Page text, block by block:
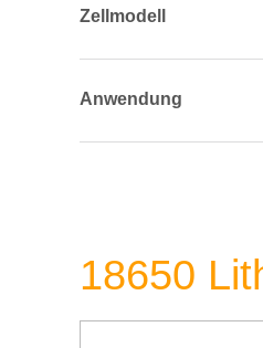
Zellmodell
Anwendung
18650